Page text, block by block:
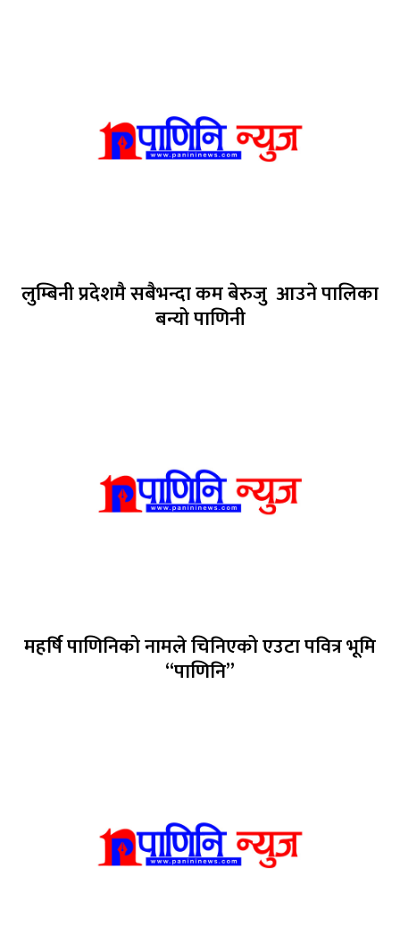
लुम्बिनी प्रदेशमै सबैभन्दा कम बेरुजु आउने पालिका
बन्यो पाणिनी
महर्षि पाणिनिको नामले चिनिएको एउटा पवित्र भूमि
“पाणिनि”